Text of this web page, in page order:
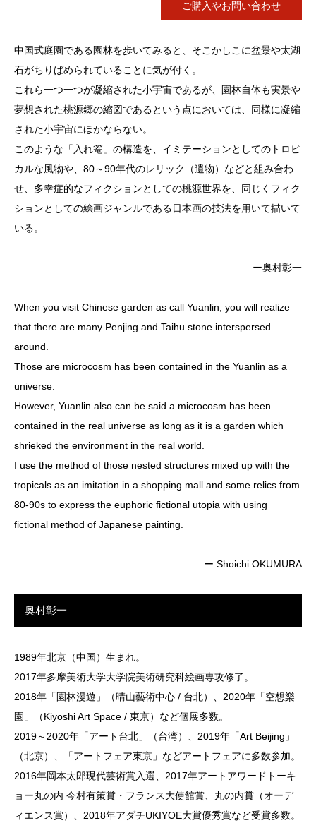
ご購入やお問い合わせ
中国式庭園である園林を歩いてみると、そこかしこに盆景や太湖
石がちりばめられていることに気が付く。
これら一つ一つが凝縮された小宇宙であるが、園林自体も実景や
夢想された桃源郷の縮図であるという点においては、同様に凝縮
された小宇宙にほかならない。
このような「入れ篭」の構造を、イミテーションとしてのトロピ
カルな風物や、80～90年代のレリック（遺物）などと組み合わ
せ、多幸症的なフィクションとしての桃源世界を、同じくフィク
ションとしての絵画ジャンルである日本画の技法を用いて描いて
いる。
ー奥村彰一
When you visit Chinese garden as call Yuanlin, you will realize
that there are many Penjing and Taihu stone interspersed
around.
Those are microcosm has been contained in the Yuanlin as a
universe.
However, Yuanlin also can be said a microcosm has been
contained in the real universe as long as it is a garden which
shrieked the environment in the real world.
I use the method of those nested structures mixed up with the
tropicals as an imitation in a shopping mall and some relics from
80-90s to express the euphoric fictional utopia with using
fictional method of Japanese painting.
ー Shoichi OKUMURA
奥村彰一
1989年北京（中国）生まれ。
2017年多摩美術大学大学院美術研究科絵画専攻修了。
2018年「園林漫遊」（晴山藝術中心 / 台北）、2020年「空想樂
園」（Kiyoshi Art Space / 東京）など個展多数。
2019～2020年「アート台北」（台湾）、2019年「Art Beijing」
（北京）、「アートフェア東京」などアートフェアに多数参加。
2016年岡本太郎現代芸術賞入選、2017年アートアワードトーキ
ョー丸の内 今村有策賞・フランス大使館賞、丸の内賞（オーデ
ィエンス賞）、2018年アダチUKIYOE大賞優秀賞など受賞多数。